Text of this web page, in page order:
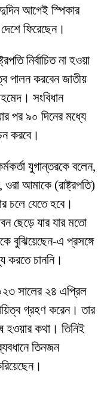
দুদিন আগেই স্পিকার
ফিরেছেন।
নির্বাচিত না হওয়া
পালন করবেন জাতীয়
সংবিধান
পর ৯০ দিনের মধ্যে
করবে।
যুগান্তরকে বলেন,
আমাকে (রাষ্ট্রপতি)
চলে যেতে হবে।
ছেড়ে যার যার মতো
বুঝিয়েছেন-এ প্রসঙ্গে
করতে চাননি।
সালের ২৪ এপ্রিল
গ্রহণ করেন। তার
হওয়ার কথা। তিনিই
তিনজন